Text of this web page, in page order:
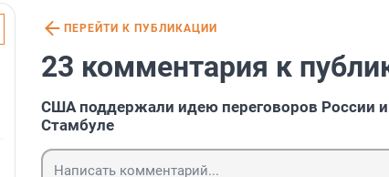
ПЕРЕЙТИ К ПУБЛИКАЦИИ
23 комментария к
США поддержали идею переговоров России
Стамбуле